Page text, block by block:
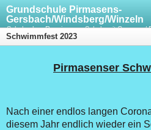
Grundschule Pirmasens-
Gersbach/Windsberg/Winzeln
Schule ohne Rassismus - Schule mit Courage /
Spiel und Sport
Schwimmfest 2023
Pirmasenser
Nach einer endlos langen
diesem Jahr endlich wieder ein